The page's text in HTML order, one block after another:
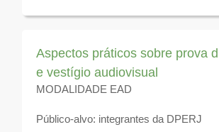
Disponível para visualização até 31 de
Aspectos práticos sobre prova
e vestígio audiovisual
MODALIDADE EAD
Público-alvo: integrantes da DPERJ